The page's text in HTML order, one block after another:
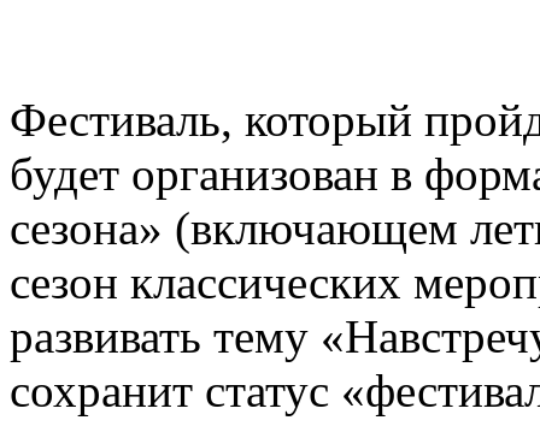
Фестиваль, который
будет организован в
сезона» (включающем
сезон классических
развивать тему
сохранит статус